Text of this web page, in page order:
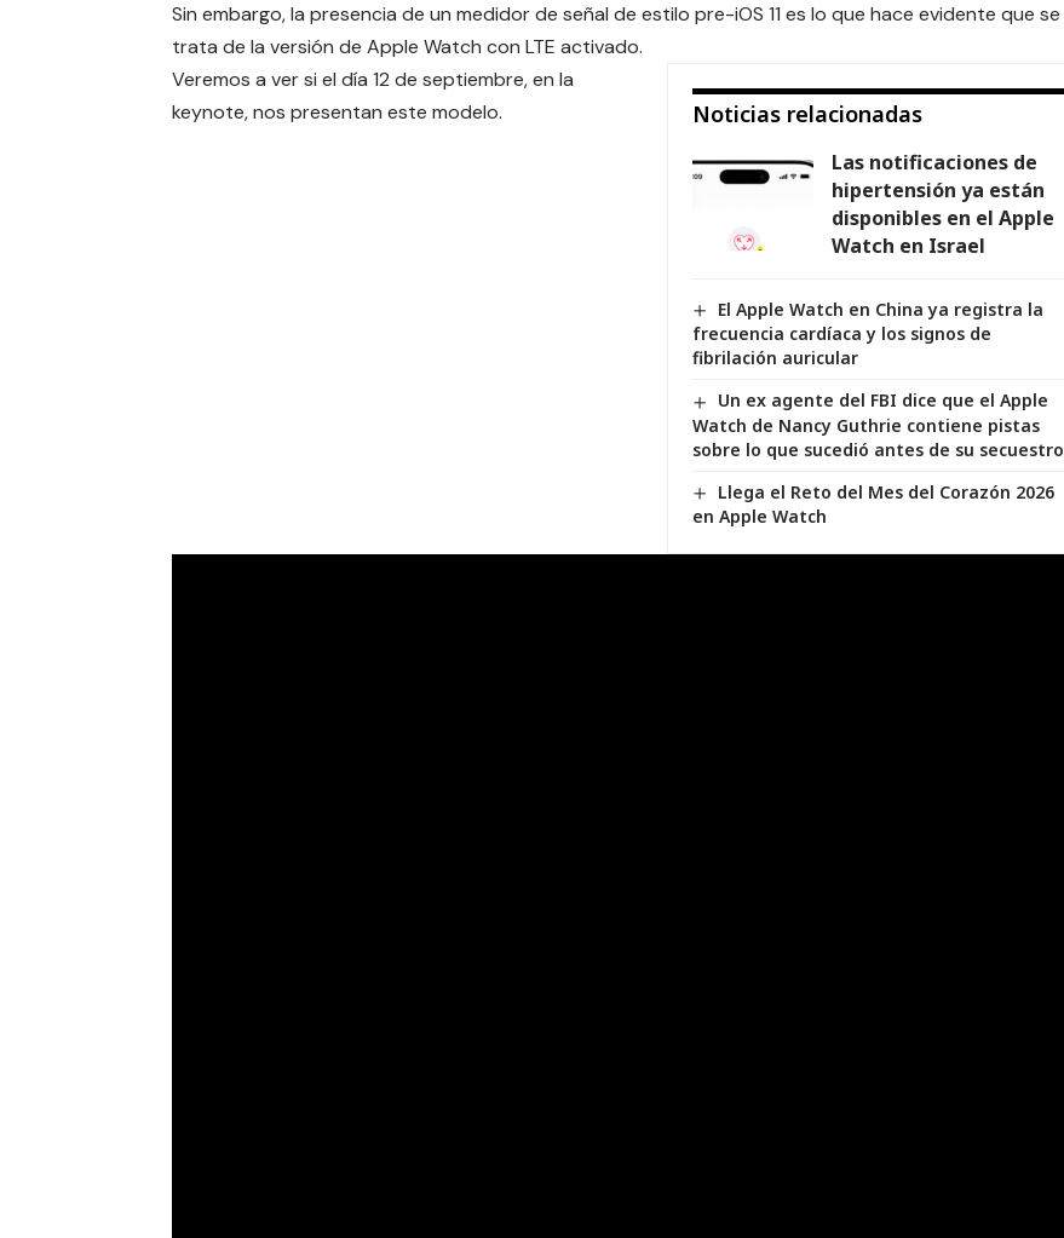
Sin embargo, la presencia de un medidor de señal de estilo pre-iOS 11 es lo que hace evidente que se
trata de la versión de Apple Watch con LTE activado.
Noticias relacionadas
Las notificaciones de
hipertensión ya están
disponibles en el Apple
Watch en Israel
El Apple Watch en China ya registra la
frecuencia cardíaca y los signos de
fibrilación auricular
Un ex agente del FBI dice que el Apple
Watch de Nancy Guthrie contiene pistas
sobre lo que sucedió antes de su secuestro
Llega el Reto del Mes del Corazón 2026
en Apple Watch
Veremos a ver si el día 12 de septiembre, en la
keynote, nos presentan este modelo.